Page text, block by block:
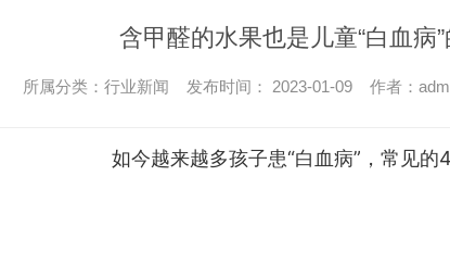
含甲醛的水果也是儿童“白血病
所属分类：行业新闻 发布时间： 2023-01-09 作者：
如今越来越多孩子患“白血病”，常见